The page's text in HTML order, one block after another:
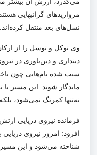
مرواریدهای گرانبهایی
نسل‌های بعد منتقل کرده‌اند.
وی توکل و توسل را از
دینداری و دین‌باوری در
سبب شده نام‌هایی چون
ماندگار شوند. این مسیر
نه‌تنها کمرنگ نمی‌شود،
فرمانده نیروی دریایی
افزود: امروز نیروی دریایی
شناخته می‌شود و این مسیر